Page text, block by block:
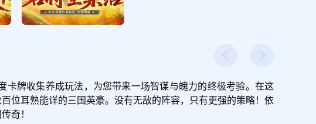
牌收集养成玩法，为您带来一场智谋与魄力的终极考验。在这
位耳熟能详的三国英豪。没有无敌的阵容，只有更强的策略！依
奇！